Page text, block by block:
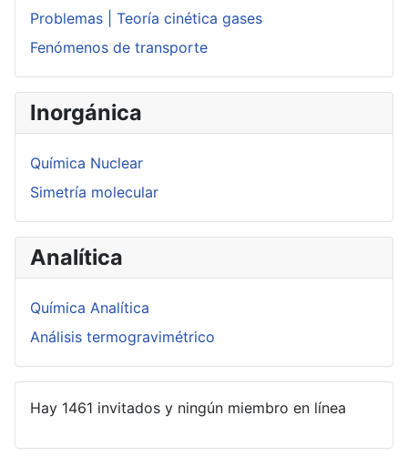
Problemas | Teoría cinética gases
Fenómenos de transporte
Inorgánica
Química Nuclear
Simetría molecular
Analítica
Química Analítica
Análisis termogravimétrico
Hay 1461 invitados y ningún miembro en línea